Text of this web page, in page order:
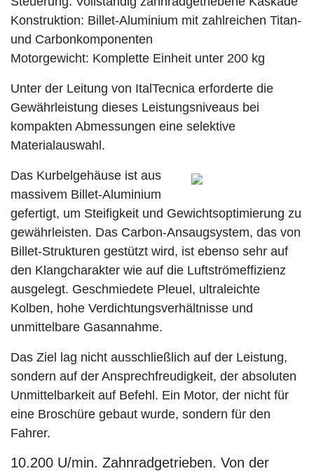
Konstruktion: Billet-Aluminium mit zahlreichen Titan-
und Carbonkomponenten
Motorgewicht: Komplette Einheit unter 200 kg
Unter der Leitung von ItalTecnica erforderte die
Gewährleistung dieses Leistungsniveaus bei
kompakten Abmessungen eine selektive
Materialauswahl.
Das Kurbelgehäuse ist aus
massivem Billet-Aluminium
gefertigt, um Steifigkeit und Gewichtsoptimierung zu
gewährleisten. Das Carbon-Ansaugsystem, das von
Billet-Strukturen gestützt wird, ist ebenso sehr auf
den Klangcharakter wie auf die Luftströmeffizienz
ausgelegt. Geschmiedete Pleuel, ultraleichte
Kolben, hohe Verdichtungsverhältnisse und
unmittelbare Gasannahme.
Das Ziel lag nicht ausschließlich auf der Leistung,
sondern auf der Ansprechfreudigkeit, der absoluten
Unmittelbarkeit auf Befehl. Ein Motor, der nicht für
eine Broschüre gebaut wurde, sondern für den
Fahrer.
10.200 U/min. Zahnradgetrieben. Von der